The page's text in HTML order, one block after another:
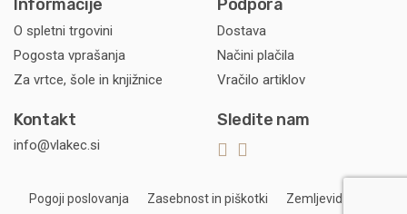
Informacije
O spletni trgovini
Pogosta vprašanja
Za vrtce, šole in knjižnice
Podpora
Dostava
Načini plačila
Vračilo artiklov
Kontakt
info@vlakec.si
Sledite nam
Pogoji poslovanja Zasebnost in piškotki Zemljevid strani